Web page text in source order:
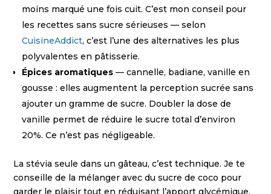
moins marqué une fois cuit. C’est mon conseil pour
les recettes sans sucre sérieuses — selon
CuisineAddict, c’est l’une des alternatives les plus
polyvalentes en pâtisserie.
Épices aromatiques — cannelle, badiane, vanille en
gousse : elles augmentent la perception sucrée sans
ajouter un gramme de sucre. Doubler la dose de
vanille permet de réduire le sucre total d’environ
20%. Ce n’est pas négligeable.
La stévia seule dans un gâteau, c’est technique. Je te
conseille de la mélanger avec du sucre de coco pour
garder le plaisir tout en réduisant l’apport glycémique.